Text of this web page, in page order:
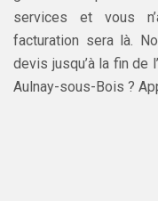
services et vous
facturation sera là.
devis jusqu’à la fin de
Aulnay-sous-Bois ?